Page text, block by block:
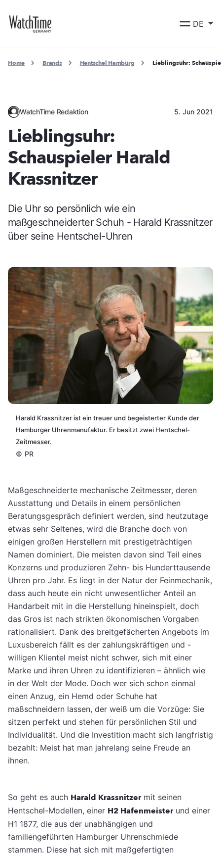
DE
Home Brands Hentschel Hamburg Lieblingsuhr:
WatchTime Redaktion 5. Jun 2021
Lieblingsuhr:
Schauspieler Harald
Krassnitzer
Die Uhr so persönlich wie ein
maßgeschneiderter Schuh - Harald Krassnitzer
über seine Hentschel-Uhren
Harald Krassnitzer ist ein treuer und begeisterter Kunde der
Hamburger Uhrenmanufaktur. Er besitzt zwei Hentschel-
Zeitmesser.
© PR
Maßgeschneiderte mechanische Zeitmesser, deren
Ausstattung und Details in einem persönlichen
Beratungsgespräch definiert werden, sind heutzutage
etwas sehr Seltenes, wird die Branche doch von
einigen großen Herstellern mit prestigeträchtigen
Namen dominiert. Die meisten davon sind Teil eines
Konzerns und produzieren Zehn- bis Hunderttausende
Uhren pro Jahr. Es liegt in der Natur der Feinmechanik,
dass auch heute ein nicht unwesentlicher Anteil an
Handarbeit mit in die Herstellung hineinspielt, doch
das Gros ist nach strikten ökonomischen Vorgaben
rationalisiert. Dank des breitgefächerten Angebots im
Luxusbereich fällt es der zahlungskräftigen und -
willigen Klientel meist nicht schwer, sich mit einer
Marke und ihren Uhren zu identifizieren – ähnlich wie
in der Welt der Mode. Doch wer sich schon einmal
einen Anzug, ein Hemd oder Schuhe hat
maßschneidern lassen, der weiß um die Vorzüge: Sie
sitzen perfekt und stehen für persönlichen Stil und
Individualität. Und die Investition macht sich langfristig
bezahlt: Meist hat man jahrelang seine Freude an
ihnen.
So geht es auch Harald Krassnitzermit seinen
Hentschel-Modellen, einer H2 Hafenmeisterund einer
H1 1877, die aus der unabhängigen und
familiengeführten Hamburger Uhrenschmiede
stammen. Diese hat sich mit maßgefertigten